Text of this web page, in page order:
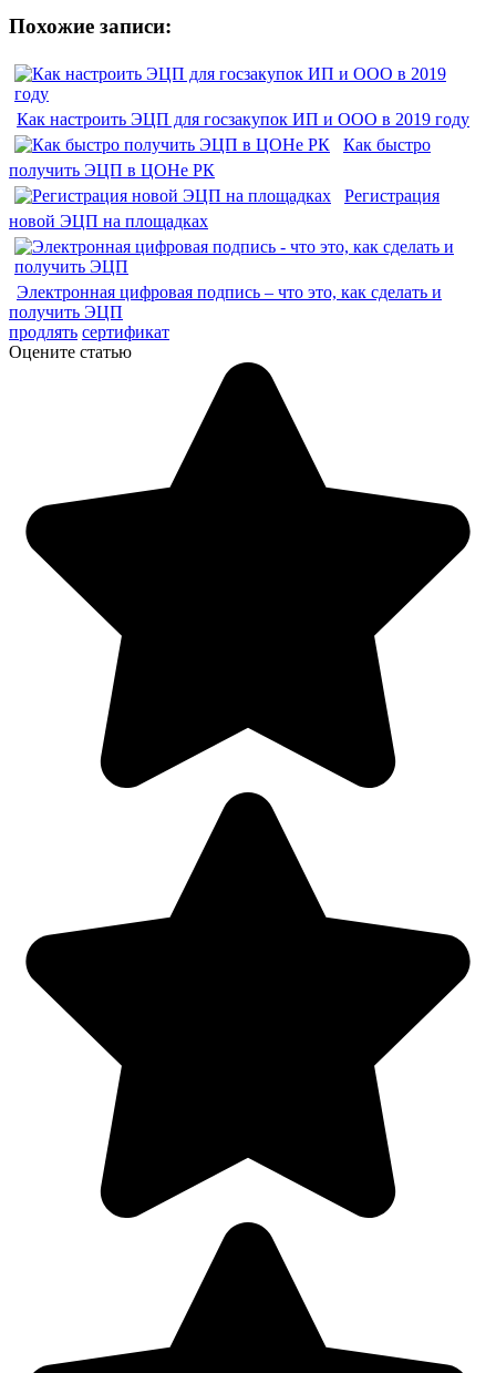
Похожие записи:
Как настроить ЭЦП для госзакупок ИП и ООО в 2019 году
Как быстро
получить ЭЦП в ЦОНе РК
Регистрация
новой ЭЦП на площадках
Электронная цифровая подпись – что это, как сделать и
получить ЭЦП
продлять сертификат
Оцените статью